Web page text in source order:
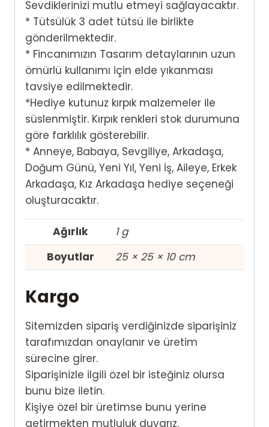
Sevdiklerinizi mutlu etmeyi sağlayacaktır.
* Tütsülük 3 adet tütsü ile birlikte
gönderilmektedir.
* Fincanımızın Tasarım detaylarının uzun
ömürlü kullanımı için elde yıkanması
tavsiye edilmektedir.
*Hediye kutunuz kırpık malzemeler ile
süslenmiştir. Kırpık renkleri stok durumuna
göre farklılık gösterebilir.
* Anneye, Babaya, Sevgiliye, Arkadaşa,
Doğum Günü, Yeni Yıl, Yeni İş, Aileye, Erkek
Arkadaşa, Kız Arkadaşa hediye seçeneği
oluşturacaktır.
Ağırlık
1 g
Boyutlar
25 × 25 × 10 cm
Kargo
Sitemizden sipariş verdiğinizde siparişiniz
tarafımızdan onaylanır ve üretim
sürecine girer.
Siparişinizle ilgili özel bir isteğiniz olursa
bunu bize iletin.
Kişiye özel bir üretimse bunu yerine
getirmekten mutluluk duyarız.